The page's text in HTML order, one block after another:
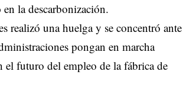
la descarbonización.
realizó una huelga y se concentró ante
pongan en marcha
el futuro del empleo de la fábrica de